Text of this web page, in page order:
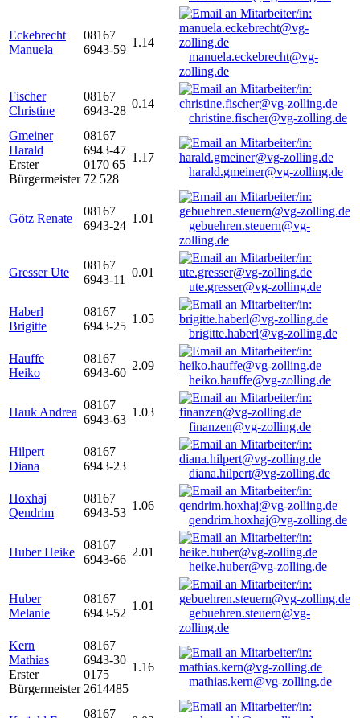
Eckebrecht
Manuela
08167
6943-59
1.14
manuela.eckebrecht@vg-
zolling.de
Fischer
Christine
08167
6943-28
0.14
christine.fischer@vg-zolling.de
Gmeiner
Harald
Erster
Bürgermeister
08167
6943-47
0170 65
72 528
1.17
harald.gmeiner@vg-zolling.de
Götz Renate
08167
6943-24
1.01
gebuehren.steuern@vg-
zolling.de
Gresser Ute
08167
6943-11
0.01
ute.gresser@vg-zolling.de
Haberl
Brigitte
08167
6943-25
1.05
brigitte.haberl@vg-zolling.de
Hauffe
Heiko
08167
6943-60
2.09
heiko.hauffe@vg-zolling.de
Hauk Andrea
08167
6943-63
1.03
finanzen@vg-zolling.de
Hilpert
Diana
08167
6943-23
diana.hilpert@vg-zolling.de
Hoxhaj
Qendrim
08167
6943-53
1.06
qendrim.hoxhaj@vg-zolling.de
Huber Heike
08167
6943-66
2.01
heike.huber@vg-zolling.de
Huber
Melanie
08167
6943-52
1.01
gebuehren.steuern@vg-
zolling.de
Kern
Mathias
Erster
Bürgermeister
08167
6943-30
0175
2614485
1.16
mathias.kern@vg-zolling.de
08167